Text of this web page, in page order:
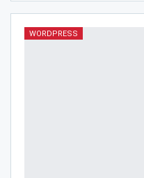
WORDPRESS